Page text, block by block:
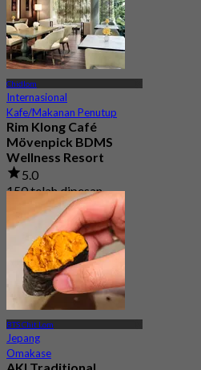
Chidlom
Internasional
Kafe/Makanan Penutup
Rim Klong Café
Mövenpick BDMS
Wellness Resort
5.0
150 telah dipesan
฿ 600
BTS Chit Lom
Jepang
Omakase